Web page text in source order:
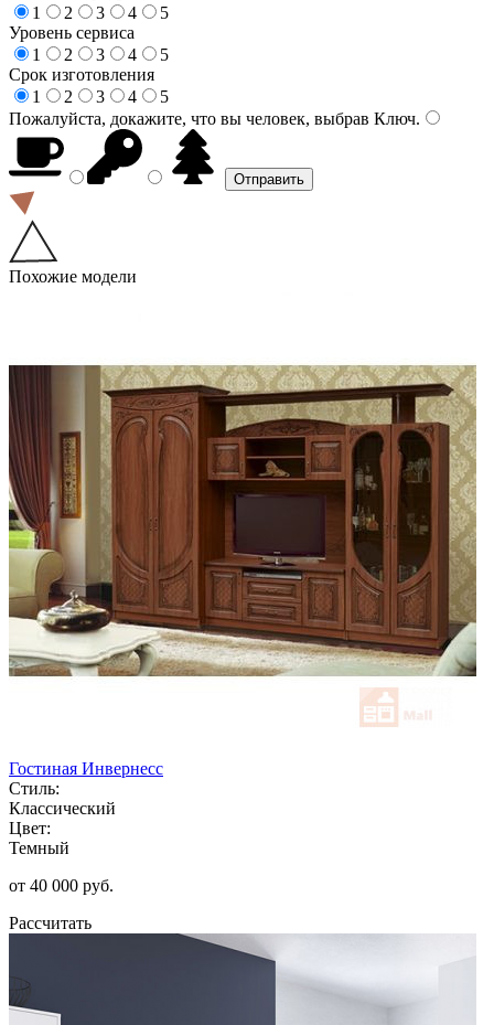
1
2 3 4
5
Уровень сервиса
1
2 3 4
5
Срок изготовления
1
2 3 4
5
Пожалуйста, докажите, что вы человек, выбрав Ключ.
Похожие модели
Гостиная Инвернесс
Стиль:
Классический
Цвет:
Темный
от 40 000 руб.
Рассчитать